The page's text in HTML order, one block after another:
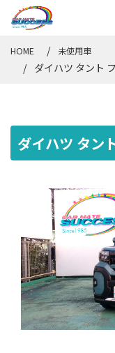
HOME 未使用車
ダイハツ タント
ダイハツ タン